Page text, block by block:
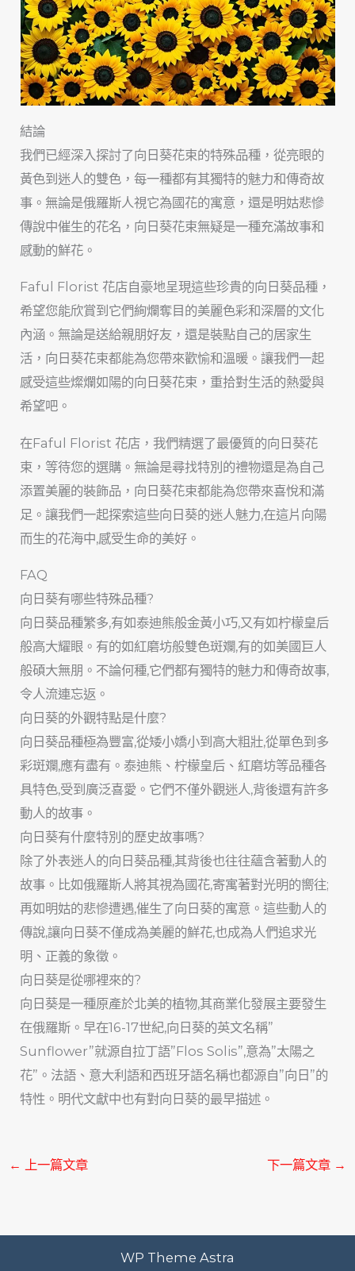
結論
我們已經深入探討了向日葵花束的特殊品種，從亮眼的
黃色到迷人的雙色，每一種都有其獨特的魅力和傳奇故
事。無論是俄羅斯人視它為國花的寓意，還是明姑悲慘
傳說中催生的花名，向日葵花束無疑是一種充滿故事和
感動的鮮花。
Faful Florist 花店自豪地呈現這些珍貴的向日葵品種，
希望您能欣賞到它們絢爛奪目的美麗色彩和深層的文化
內涵。無論是送給親朋好友，還是裝點自己的居家生
活，向日葵花束都能為您帶來歡愉和溫暖。讓我們一起
感受這些燦爛如陽的向日葵花束，重拾對生活的熱愛與
希望吧。
在Faful Florist 花店，我們精選了最優質的向日葵花
束，等待您的選購。無論是尋找特別的禮物還是為自己
添置美麗的裝飾品，向日葵花束都能為您帶來喜悅和滿
足。讓我們一起探索這些向日葵的迷人魅力,在這片向陽
而生的花海中,感受生命的美好。
FAQ
向日葵有哪些特殊品種?
向日葵品種繁多,有如泰迪熊般金黃小巧,又有如柠檬皇后
般高大耀眼。有的如紅磨坊般雙色斑斕,有的如美國巨人
般碩大無朋。不論何種,它們都有獨特的魅力和傳奇故事,
令人流連忘返。
向日葵的外觀特點是什麼?
向日葵品種極為豐富,從矮小嬌小到高大粗壯,從單色到多
彩斑斕,應有盡有。泰迪熊、柠檬皇后、紅磨坊等品種各
具特色,受到廣泛喜愛。它們不僅外觀迷人,背後還有許多
動人的故事。
向日葵有什麼特別的歷史故事嗎?
除了外表迷人的向日葵品種,其背後也往往蘊含著動人的
故事。比如俄羅斯人將其視為國花,寄寓著對光明的嚮往;
再如明姑的悲慘遭遇,催生了向日葵的寓意。這些動人的
傳說,讓向日葵不僅成為美麗的鮮花,也成為人們追求光
明、正義的象徵。
向日葵是從哪裡來的?
向日葵是一種原產於北美的植物,其商業化發展主要發生
在俄羅斯。早在16-17世紀,向日葵的英文名稱”
Sunflower”就源自拉丁語”Flos Solis”,意為”太陽之
花”。法語、意大利語和西班牙語名稱也都源自”向日”的
特性。明代文獻中也有對向日葵的最早描述。
← 上一篇文章 下一篇文章 →
WP Theme Astra